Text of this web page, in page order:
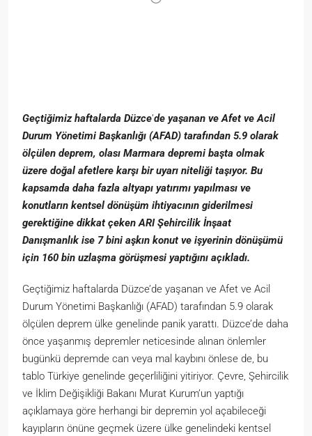
Geçtiğimiz haftalarda Düzce’de yaşanan ve Afet ve Acil
Durum Yönetimi Başkanlığı (AFAD) tarafından 5.9 olarak
ölçülen deprem, olası Marmara depremi başta olmak
üzere doğal afetlere karşı bir uyarı niteliği taşıyor. Bu
kapsamda daha fazla altyapı yatırımı yapılması ve
konutların kentsel dönüşüm ihtiyacının giderilmesi
gerektiğine dikkat çeken ARIŞehircilik İnşaat
Danışmanlık ise 7 bini aşkın konut ve işyerinin dönüşümü
için 160 bin uzlaşma görüşmesi yaptığını açıkladı.
Geçtiğimiz haftalarda Düzce’de yaşanan ve Afet ve Acil
Durum Yönetimi Başkanlığı (AFAD) tarafından 5.9 olarak
ölçülen deprem ülke genelinde panik yarattı. Düzce’de daha
önce yaşanmış depremler neticesinde alınan önlemler
bugünkü depremde can veya mal kaybını önlese de, bu
tablo Türkiye genelinde geçerliliğini yitiriyor. Çevre, Şehircilik
ve İklim Değişikliği Bakanı Murat Kurum’un yaptığı
açıklamaya göre herhangi bir depremin yol açabileceği
kayıpların önüne geçmek üzere ülke genelindeki kentsel